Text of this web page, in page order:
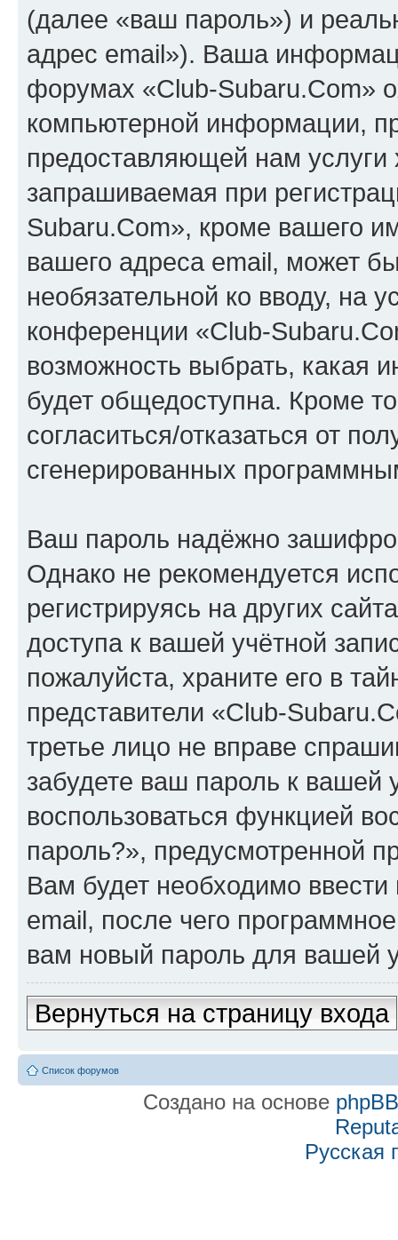
(далее «ваш пароль») и
адрес email»). Ваша
форумах «Club-Subaru.Com»
компьютерной информации,
предоставляющей нам
запрашиваемая при
Subaru.Com», кроме вашего
вашего адреса email, может
необязательной ко вводу, на
конференции «Club-
возможность выбрать, какая
будет общедоступна. Кроме
согласиться/отказаться от
сгенерированных
Ваш пароль надёжно
Однако не рекомендуется
регистрируясь на других
доступа к вашей учётной
пожалуйста, храните его в
представители «Club-
третье лицо не вправе
забудете ваш пароль к вашей
воспользоваться функцией
пароль?», предусмотренной
Вам будет необходимо
email, после чего
вам новый пароль для вашей
Вернуться на страницу входа
Список форумов
Создано на основе phpBB
Русская